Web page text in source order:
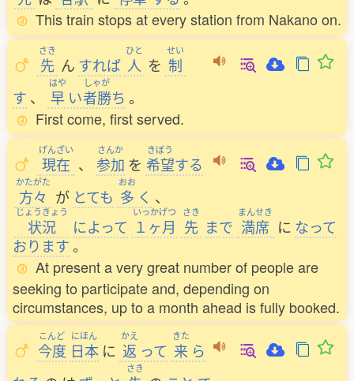
This train stops at every station from Nakano on.
さき
先 ん すれば
ひと
人 を
せい
制
す 、
はや
早 い
しゃが
者勝ち 。
First come, first served.
げんざい
現在 、
さんか
参加 を
きぼう
希望する
かたがた
方々 が とても
おお
多 く 、
じょうきょう
状況 によって
いっかげつ
１ヶ月
さき
先 まで
まんせき
満席 に なって
おります。
At present a very great number of people are
seeking to participate and, depending on
circumstances, up to a month ahead is fully booked.
こんど
今度
にほん
日本 に
かえ
返 って
きた
来 ら
さき